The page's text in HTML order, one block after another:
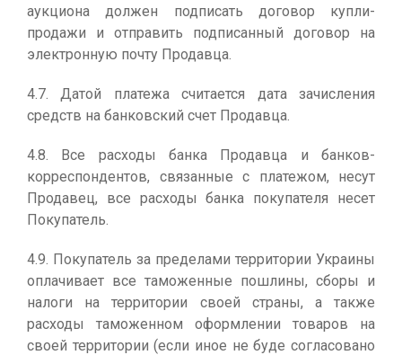
аукциона должен подписать договор купли-
продажи и отправить подписанный договор на
электронную почту Продавца.
4.7. Датой платежа считается дата зачисления
средств на банковский счет Продавца.
4.8. Все расходы банка Продавца и банков-
корреспондентов, связанные с платежом, несут
Продавец, все расходы банка покупателя несет
Покупатель.
4.9. Покупатель за пределами территории Украины
оплачивает все таможенные пошлины, сборы и
налоги на территории своей страны, а также
расходы таможенном оформлении товаров на
своей территории (если иное не буде согласовано